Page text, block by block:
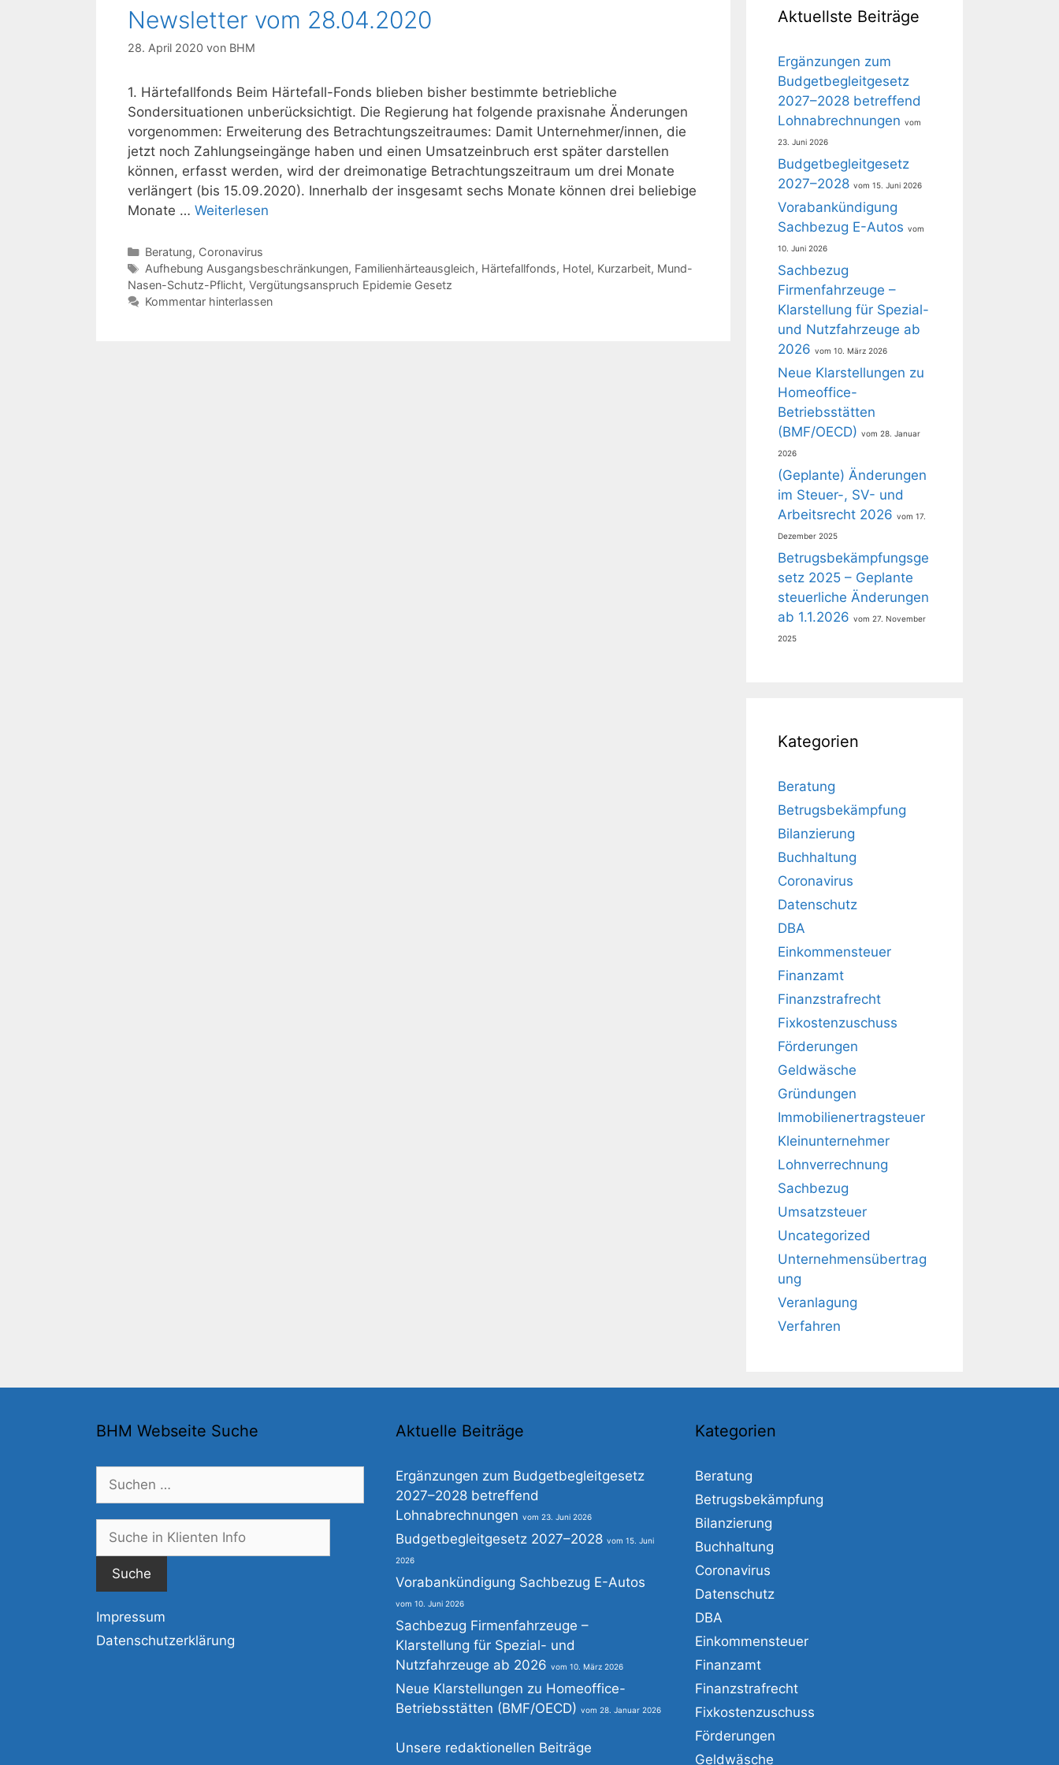
Newsletter vom 28.04.2020
28. April 2020 von BHM
1. Härtefallfonds Beim Härtefall-Fonds blieben bisher bestimmte betriebliche
Sondersituationen unberücksichtigt. Die Regierung hat folgende praxisnahe Änderungen
vorgenommen: Erweiterung des Betrachtungszeitraumes: Damit Unternehmer/innen, die
jetzt noch Zahlungseingänge haben und einen Umsatzeinbruch erst später darstellen
können, erfasst werden, wird der dreimonatige Betrachtungszeitraum um drei Monate
verlängert (bis 15.09.2020). Innerhalb der insgesamt sechs Monate können drei beliebige
Monate … Weiterlesen
Kategorien
Beratung, Coronavirus
Schlagwörter
Aufhebung Ausgangsbeschränkungen, Familienhärteausgleich, Härtefallfonds, Hotel, Kurzarbeit, Mund-
Nasen-Schutz-Pflicht, Vergütungsanspruch Epidemie Gesetz
Kommentar hinterlassen
Aktuellste Beiträge
Ergänzungen zum
Budgetbegleitgesetz
2027–2028 betreffend
Lohnabrechnungen
23. Juni 2026
Budgetbegleitgesetz
2027–2028
15. Juni 2026
Vorabankündigung
Sachbezug E-Autos
10. Juni 2026
Sachbezug
Firmenfahrzeuge –
Klarstellung für Spezial-
und Nutzfahrzeuge ab
2026
10. März 2026
Neue Klarstellungen zu
Homeoffice-
Betriebsstätten
(BMF/OECD)
28. Januar
2026
(Geplante) Änderungen
im Steuer-, SV- und
Arbeitsrecht 2026
17.
Dezember 2025
Betrugsbekämpfungsge
setz 2025 – Geplante
steuerliche Änderungen
ab 1.1.2026
27. November
2025
Kategorien
Beratung
Betrugsbekämpfung
Bilanzierung
Buchhaltung
Coronavirus
Datenschutz
DBA
Einkommensteuer
Finanzamt
Finanzstrafrecht
Fixkostenzuschuss
Förderungen
Geldwäsche
Gründungen
Immobilienertragsteuer
Kleinunternehmer
Lohnverrechnung
Sachbezug
Umsatzsteuer
Uncategorized
Unternehmensübertrag
ung
Veranlagung
Verfahren
BHM Webseite Suche
nach:
Impressum
Datenschutzerklärung
Aktuelle Beiträge
Ergänzungen zum Budgetbegleitgesetz
2027–2028 betreffend
Lohnabrechnungen
23. Juni 2026
Budgetbegleitgesetz 2027–2028 15. Juni
2026
Vorabankündigung Sachbezug E-Autos
10. Juni 2026
Sachbezug Firmenfahrzeuge –
Klarstellung für Spezial- und
Nutzfahrzeuge ab 2026
10. März 2026
Neue Klarstellungen zu Homeoffice-
Betriebsstätten (BMF/OECD)
28. Januar 2026
Unsere redaktionellen Beiträge
Kategorien
Beratung
Betrugsbekämpfung
Bilanzierung
Buchhaltung
Coronavirus
Datenschutz
DBA
Einkommensteuer
Finanzamt
Finanzstrafrecht
Fixkostenzuschuss
Förderungen
Geldwäsche